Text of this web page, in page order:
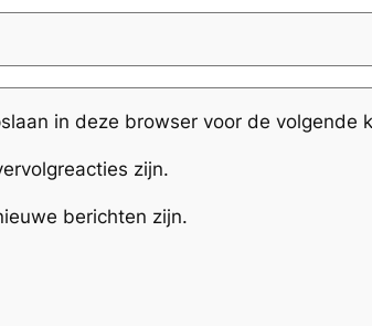
in deze browser voor de volgende
zijn.
berichten zijn.